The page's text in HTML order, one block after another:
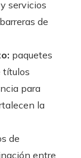
servicios
de
paquetes
títulos
para
la
de
entre